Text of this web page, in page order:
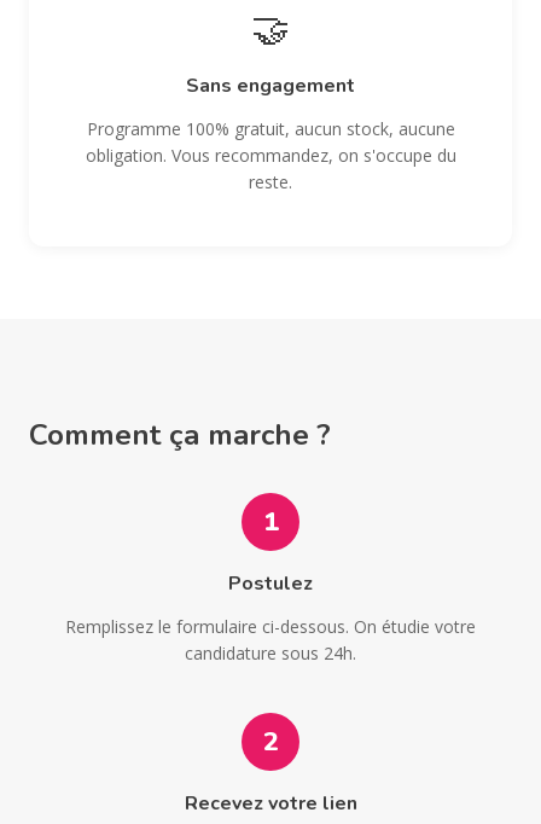
🤝
Sans engagement
Programme 100% gratuit, aucun stock, aucune
obligation. Vous recommandez, on s'occupe du
reste.
Comment ça marche ?
1
Postulez
Remplissez le formulaire ci-dessous. On étudie votre
candidature sous 24h.
2
Recevez votre lien